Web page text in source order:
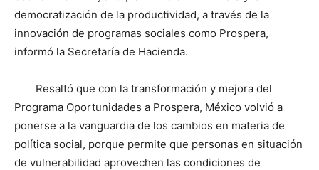
democratización de la productividad, a través de la
innovación de programas sociales como Prospera,
informó la Secretaría de Hacienda.
Resaltó que con la transformación y mejora del
Programa Oportunidades a Prospera, México volvió a
ponerse a la vanguardia de los cambios en materia de
política social, porque permite que personas en situación
de vulnerabilidad aprovechen las condiciones de